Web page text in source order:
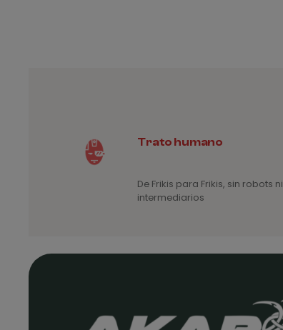
Trato humano
De Frikis para Frikis, sin robots ni
intermediarios